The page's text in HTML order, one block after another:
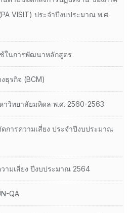
VISIT) ประจำปีงบประมาณ พ.ศ.​
ช้ในการพัฒนาหลักสูตร
ธุรกิจ (BCM)
าวิทยาลัยมหิดล พ.ศ. 2560-2563
การความเสี่ยง ประจำปีงบประมาณ
ามเสี่ยง ปีงบประมาณ 2564
QA